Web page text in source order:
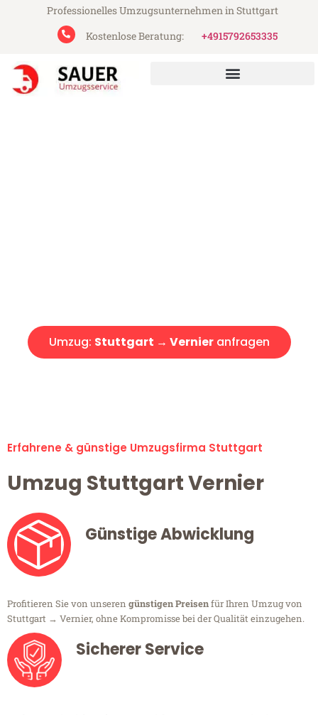
Professionelles Umzugsunternehmen in Stuttgart
Kostenlose Beratung:
+4915792653335
Umzug: Stuttgart → Vernieranfragen
Erfahrene & günstige Umzugsfirma Stuttgart
Umzug Stuttgart Vernier
Günstige Abwicklung
Profitieren Sie von unseren günstigen Preisenfür Ihren Umzug von
Stuttgart → Vernier, ohne Kompromisse bei der Qualität einzugehen.
Sicherer Service